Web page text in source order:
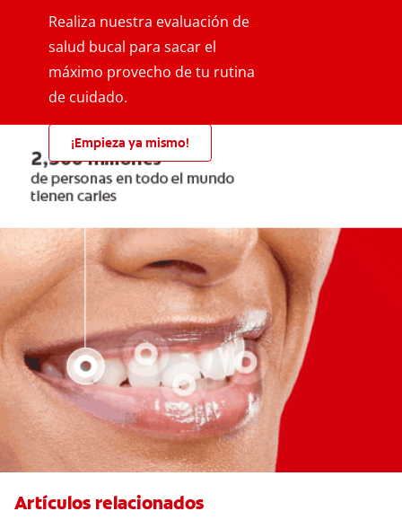
Realiza nuestra evaluación de
salud bucal para sacar el
máximo provecho de tu rutina
de cuidado.
¡Empieza ya mismo!
Artículos relacionados